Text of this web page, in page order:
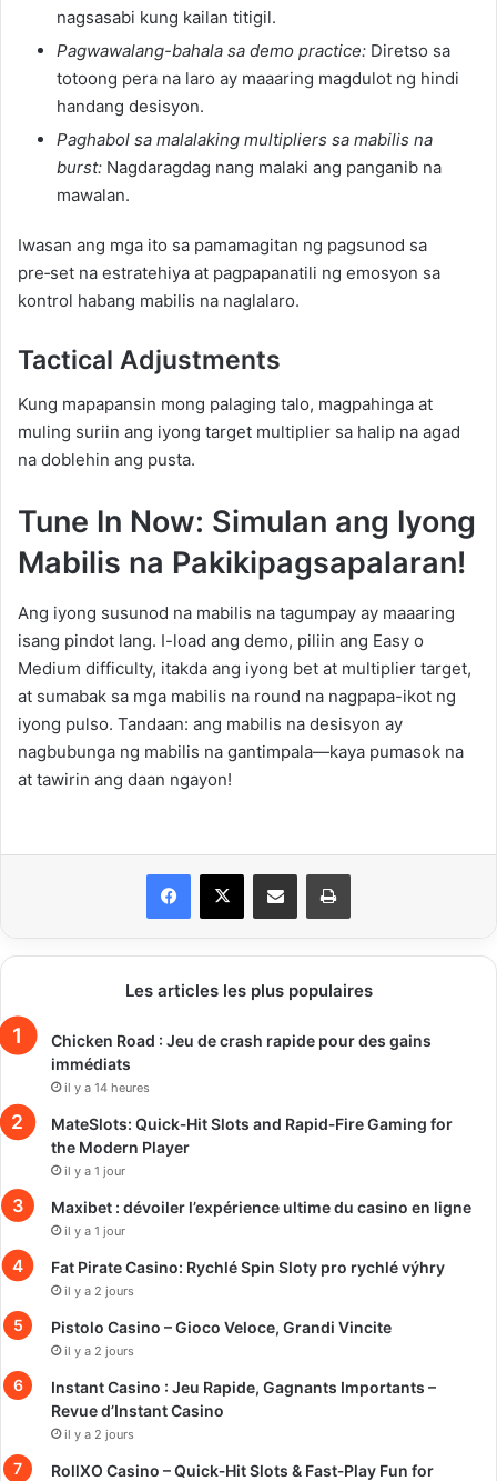
nagsasabi kung kailan titigil.
Pagwawalang-bahala sa demo practice: Diretso sa
totoong pera na laro ay maaaring magdulot ng hindi
handang desisyon.
Paghabol sa malalaking multipliers sa mabilis na
burst: Nagdaragdag nang malaki ang panganib na
mawalan.
Iwasan ang mga ito sa pamamagitan ng pagsunod sa
pre‑set na estratehiya at pagpapanatili ng emosyon sa
kontrol habang mabilis na naglalaro.
Tactical Adjustments
Kung mapapansin mong palaging talo, magpahinga at
muling suriin ang iyong target multiplier sa halip na agad
na doblehin ang pusta.
Tune In Now: Simulan ang Iyong
Mabilis na Pakikipagsapalaran!
Ang iyong susunod na mabilis na tagumpay ay maaaring
isang pindot lang. I-load ang demo, piliin ang Easy o
Medium difficulty, itakda ang iyong bet at multiplier target,
at sumabak sa mga mabilis na round na nagpapa-ikot ng
iyong pulso. Tandaan: ang mabilis na desisyon ay
nagbubunga ng mabilis na gantimpala—kaya pumasok na
at tawirin ang daan ngayon!
Facebook
X Partager par email Imprimer
Les articles les plus populaires
Chicken Road : Jeu de crash rapide pour des gains
immédiats
il y a 14 heures
MateSlots: Quick‑Hit Slots and Rapid‑Fire Gaming for
the Modern Player
il y a 1 jour
Maxibet : dévoiler l’expérience ultime du casino en ligne
il y a 1 jour
Fat Pirate Casino: Rychlé Spin Sloty pro rychlé výhry
il y a 2 jours
Pistolo Casino – Gioco Veloce, Grandi Vincite
il y a 2 jours
Instant Casino : Jeu Rapide, Gagnants Importants –
Revue d’Instant Casino
il y a 2 jours
RollXO Casino – Quick‑Hit Slots & Fast‑Play Fun for